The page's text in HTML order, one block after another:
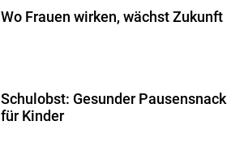
Wo Frauen wirken, wächst Zukunft
Schulobst: Gesunder Pausensnack
für Kinder